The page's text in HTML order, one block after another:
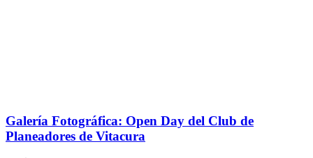
Galería Fotográfica: Open Day del Club de
Planeadores de Vitacura